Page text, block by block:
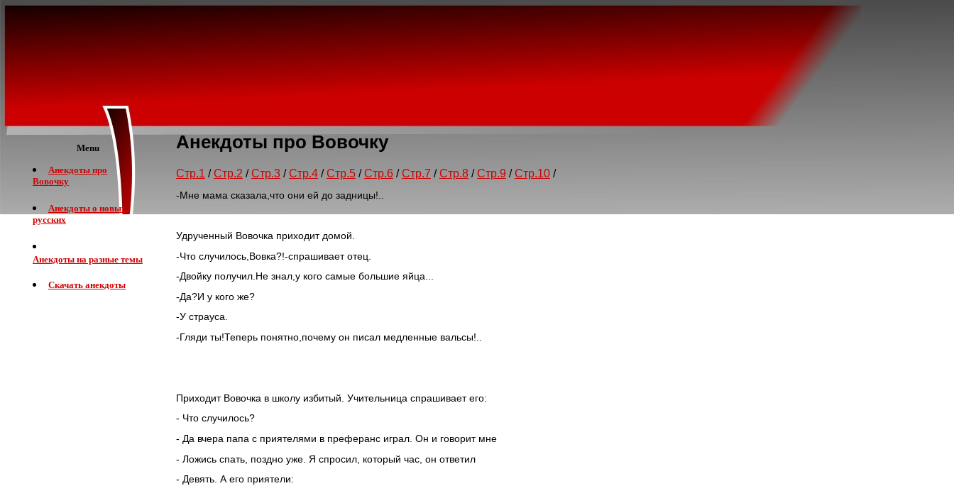
Menu
Анекдоты про
Вовочку
Анекдоты о новых
русских
Анекдоты на разные темы
Скачать анекдоты
Анекдоты про Вовочку
Стр.1 /Стр.2 /Стр.3 /Стр.4 /Стр.5 /Стр.6 /Стр.7 /Стр.8 /Стр.9 /Стр.10 /
-Мне мама сказала,что они ей до задницы!..
Удрученный Вовочка приходит домой.
-Что случилось,Вовка?!-спрашивает отец.
-Двойку получил.Не знал,у кого самые большие яйца...
-Да?И у кого же?
-У страуса.
-Гляди ты!Теперь понятно,почему он писал медленные вальсы!..
Приходит Вовочка в школу избитый. Учительница спрашивает его:
- Что случилось?
- Да вчера папа с приятелями в преферанс играл. Он и говорит мне
- Ложись спать, поздно уже. Я спросил, который час, он ответил
- Девять. А его приятели: